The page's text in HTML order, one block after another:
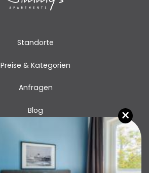
Standorte
Preise & Kategorien
Anfragen
Blog ×